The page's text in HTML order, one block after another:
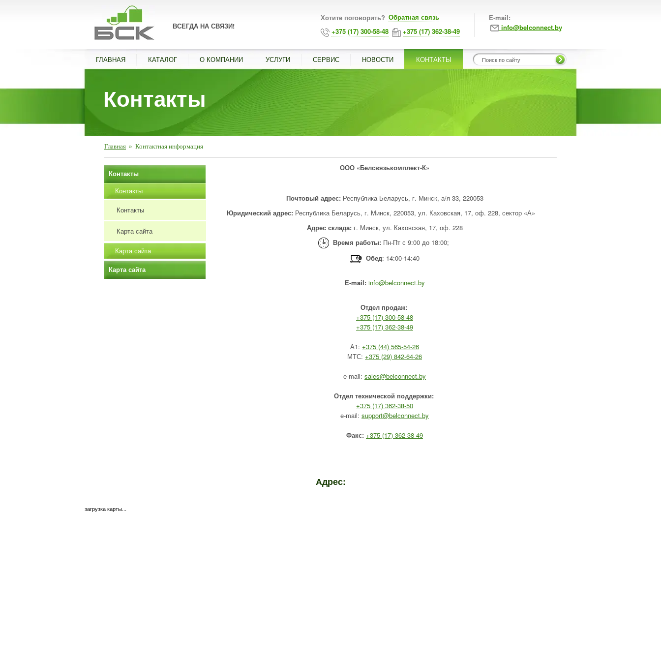
ВСЕГДА НА СВЯЗИ!
Хотите поговорить? Обратная связь
+375 (17) 300-58-48
+375 (17) 362-38-49
E-mail:
info@belconnect.by
ГЛАВНАЯ КАТАЛОГ О КОМПАНИИ УСЛУГИ СЕРВИС НОВОСТИ КОНТАКТЫ
Контакты
Главная » Контактная информация
ООО «Белсвязькомплект-К»
Почтовый адрес:Республика Беларусь, г. Минск, а/я 33, 220053
Юридический адрес: Республика Беларусь, г. Минск, 220053, ул. Каховская, 17, оф. 228, сектор «А»
Адрес склада:г. Минск, ул. Каховская, 17, оф. 228
Время работы: Пн-Пт с 9:00 до 18:00;
Обед: 14:00-14:40
E-mail: info@belconnect.by
Отдел продаж:
+375 (17) 300-58-48
+375 (17) 362-38-49
А1: +375 (44) 565-54-26
МТС: +375 (29) 842-64-26
e-mail: sales@belconnect.by
Отдел технической поддержки:
+375 (17) 362-38-50
e-mail: support@belconnect.by
Факс: +375 (17) 362-38-49
Контакты
Контакты
Контакты
Карта сайта
Карта сайта
Карта сайта
Адрес:
загрузка карты...